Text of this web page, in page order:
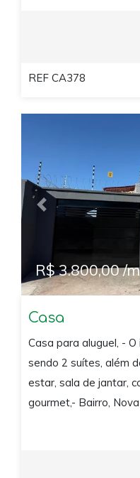
REF CA378
Previous
R$ 3.800,00 /
Casa
Casa para aluguel, -
sendo 2 suítes, além
estar, sala de jantar,
gourmet,- Bairro,